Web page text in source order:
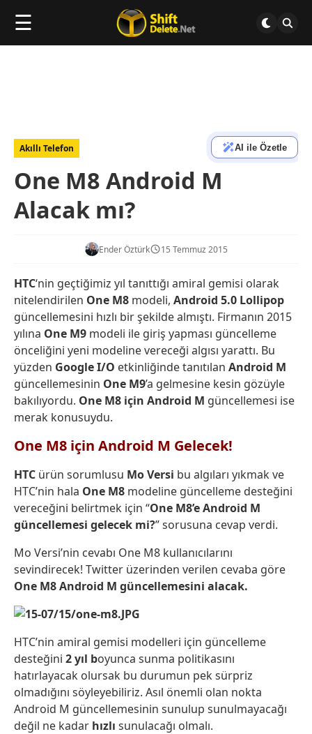
☰
Akıllı Telefon AI ile Özetle
One M8 Android M
Alacak mı?
Ender Öztürk 15 Temmuz 2015
HTC‘nin geçtiğimiz yıl tanıttığı amiral gemisi olarak
nitelendirilen One M8 modeli, Android 5.0 Lollipop
güncellemesini hızlı bir şekilde almıştı. Firmanın 2015
yılına One M9 modeli ile giriş yapması güncelleme
önceliğini yeni modeline vereceği algısı yarattı. Bu
yüzden Google I/O etkinliğinde tanıtılan Android M
güncellemesinin One M9’a gelmesine kesin gözüyle
bakılıyordu. One M8 için Android M güncellemesi ise
merak konusuydu.
One M8 için Android M Gelecek!
HTC ürün sorumlusu MoVersi bu algıları yıkmak ve
HTC’nin hala One M8 modeline güncelleme desteğini
vereceğini belirtmek için “One M8’e Android M
güncellemesi gelecek mi?” sorusuna cevap verdi.
Mo Versi’nin cevabı One M8 kullanıcılarını
sevindirecek! Twitter üzerinden verilen cevaba göre
One M8 Android M güncellemesini alacak.
HTC’nin amiral gemisi modelleri için güncelleme
desteğini 2 yıl boyunca sunma politikasını
hatırlayacak olursak bu durumun pek sürpriz
olmadığını söyleyebiliriz. Asıl önemli olan nokta
Android M güncellemesinin sunulup sunulmayacağı
değil ne kadar hızlı sunulacağı olmalı.